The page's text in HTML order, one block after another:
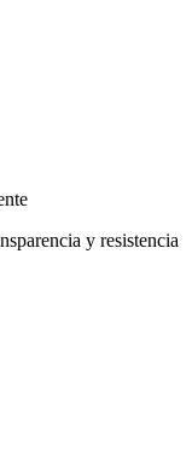
y resistencia